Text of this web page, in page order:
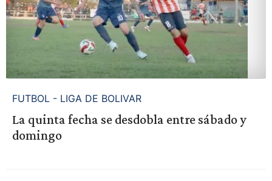
FUTBOL - LIGA DE BOLIVAR
La quinta fecha se desdobla entre sábado y
domingo